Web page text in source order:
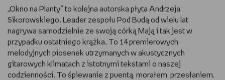
PASJE DZIECKA
TRENUJĘ
PORADNIKI
„Okno na Planty“ to kolejna autorska płyta Andrzeja
Sikorowskiego. Leader zespołu Pod Budą od wielu lat
nagrywa samodzielnie ze swoją córką Mają i tak jest w
przypadku ostatniego krążka. To 14 premierowych
melodyjnych piosenek utrzymanych w akustycznych
gitarowych klimatach z istotnymi tekstami o naszej
codzienności. To śpiewanie z puentą, morałem, przesłaniem,